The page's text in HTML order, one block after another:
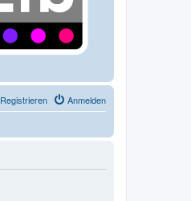
Anmelden
Registrieren